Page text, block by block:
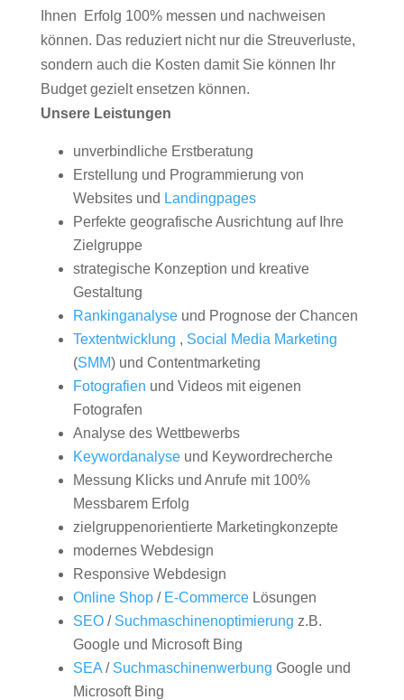
Ihnen Erfolg 100% messen und nachweisen
können. Das reduziert nicht nur die Streuverluste,
sondern auch die Kosten damit Sie können Ihr
Budget gezielt ensetzen können.
Unsere Leistungen
unverbindliche Erstberatung
Erstellung und Programmierung von
Websites und Landingpages
Perfekte geografische Ausrichtung auf Ihre
Zielgruppe
strategische Konzeption und kreative
Gestaltung
Rankinganalyseund Prognose der Chancen
Textentwicklung , Social Media Marketing
(SMM) und Contentmarketing
Fotografien und Videos mit eigenen
Fotografen
Analyse des Wettbewerbs
Keywordanalyseund Keywordrecherche
Messung Klicks und Anrufe mit 100%
Messbarem Erfolg
zielgruppenorientierte Marketingkonzepte
modernes Webdesign
Responsive Webdesign
Online Shop/ E-CommerceLösungen
SEO/ Suchmaschinenoptimierung z.B.
Google und Microsoft Bing
SEA/ Suchmaschinenwerbung Google und
Microsoft Bing